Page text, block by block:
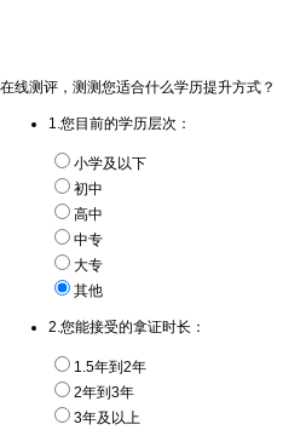
在线测评，测测您适合什么学历提升方式？
1.您目前的学历层次：
小学及以下
初中
高中
中专
大专
其他
2.您能接受的拿证时长：
1.5年到2年
2年到3年
3年及以上